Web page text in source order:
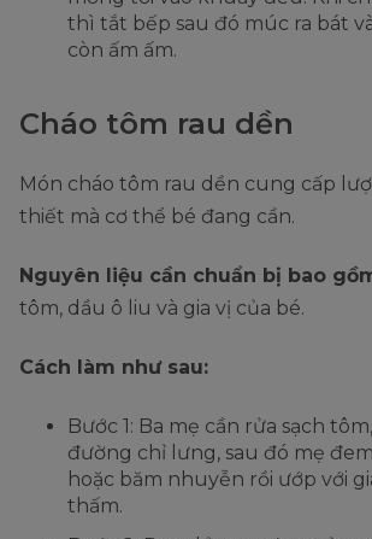
thì tắt bếp sau đó múc ra bát
còn ấm ấm.
Cháo tôm rau dền
Món cháo tôm rau dền cung cấp
thiết mà cơ thể bé đang cần.
Nguyên liệu cần chuẩn bị bao
tôm, dầu ô liu và gia vị của bé.
Cách làm như sau:
Bước 1: Ba mẹ cần rửa sạch
đường chỉ lưng, sau đó mẹ
hoặc băm nhuyễn rồi ướp với
thấm.